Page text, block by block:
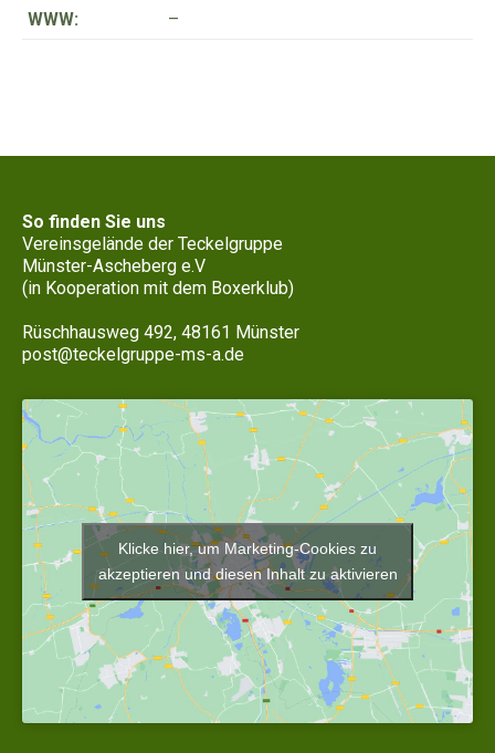
WWW:
–
So finden Sie uns
Vereinsgelände der Teckelgruppe
Münster-Ascheberg e.V
(in Kooperation mit dem Boxerklub)
Rüschhausweg 492, 48161 Münster
post@teckelgruppe-ms-a.de
Klicke hier, um Marketing-Cookies zu
akzeptieren und diesen Inhalt zu aktivieren